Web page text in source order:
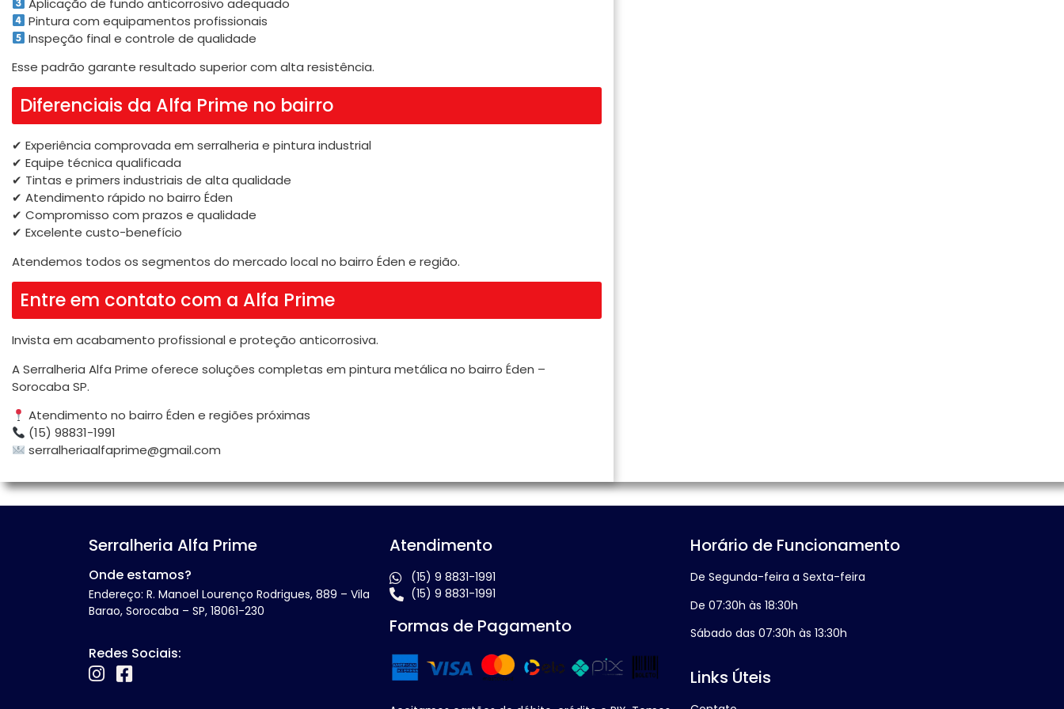
Aplicação de fundo anticorrosivo adequado
Pintura com equipamentos profissionais
Inspeção final e controle de qualidade
Esse padrão garante resultado superior com alta resistência.
Diferenciais da Alfa Prime no bairro
✔ Experiência comprovada em serralheria e pintura industrial
✔ Equipe técnica qualificada
✔ Tintas e primers industriais de alta qualidade
✔ Atendimento rápido no bairro Éden
✔ Compromisso com prazos e qualidade
✔ Excelente custo-benefício
Atendemos todos os segmentos do mercado local no bairro Éden e região.
Entre em contato com a Alfa Prime
Invista em acabamento profissional e proteção anticorrosiva.
A Serralheria Alfa Prime oferece soluções completas em pintura metálica no bairro Éden –
Sorocaba SP.
Atendimento no bairro Éden e regiões próximas
(15) 98831-1991
serralheriaalfaprime@gmail.com
Serralheria Alfa Prime
Onde estamos?
Endereço: R. Manoel Lourenço Rodrigues, 889 – Vila
Barao, Sorocaba – SP, 18061-230
Redes Sociais:
Atendimento
(15) 9 8831-1991
(15) 9 8831-1991
Formas de Pagamento
Horário de Funcionamento
De Segunda-feira a Sexta-feira
De 07:30h às 18:30h
Sábado das 07:30h às 13:30h
Links Úteis